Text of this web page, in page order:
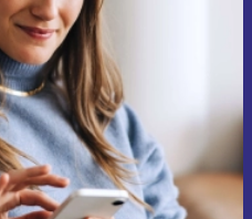
się
osobowych znajdują się w